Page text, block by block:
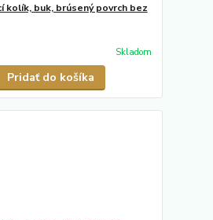
kolík, buk, brúsený povrch bez
Skladom
Pridať do košíka